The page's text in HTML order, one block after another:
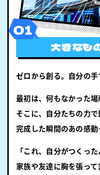
01
大きなも
ゼロから創る。自分の手
最初は、何もなかった場
そこに、自分たちの力で
完成した瞬間のあの感
「これ、自分がつくった
家族や友達に胸を張って